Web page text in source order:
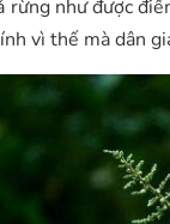
như được
vì thế mà dân